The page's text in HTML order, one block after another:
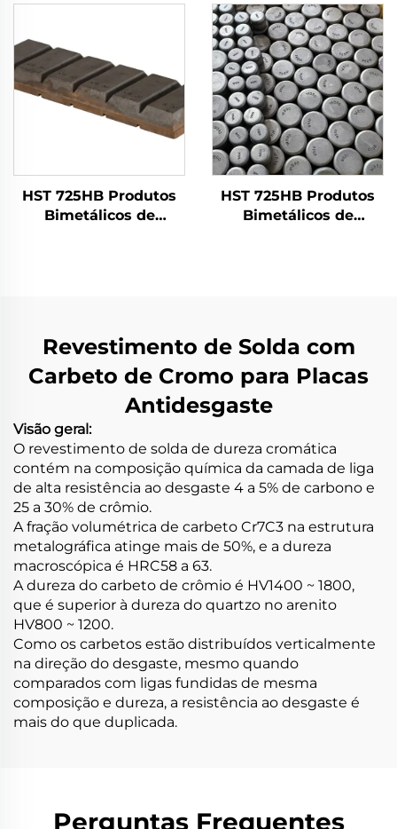
Carbeto de Cromo
HST 725HB Produtos
Bimetálicos de
HST 725HB Produtos
Bimetálicos de
Revestimento de Solda com
Carbeto de Cromo para Placas
Antidesgaste
Visão geral:
O revestimento de solda de dureza cromática
contém na composição química da camada de liga
de alta resistência ao desgaste 4 a 5% de carbono e
25 a 30% de crômio.
A fração volumétrica de carbeto Cr7C3 na estrutura
metalográfica atinge mais de 50%, e a dureza
macroscópica é HRC58 a 63.
A dureza do carbeto de crômio é HV1400 ~ 1800,
que é superior à dureza do quartzo no arenito
HV800 ~ 1200.
Como os carbetos estão distribuídos verticalmente
na direção do desgaste, mesmo quando
comparados com ligas fundidas de mesma
composição e dureza, a resistência ao desgaste é
mais do que duplicada.
Perguntas Frequentes